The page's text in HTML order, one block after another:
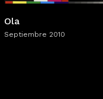
Ola
Septiembre 2010